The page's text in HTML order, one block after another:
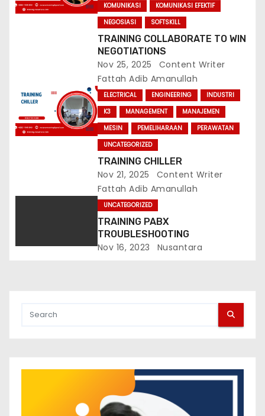
t
n
KOMUNIKASI
KOMUNIKASI EFEKTIF
NEGOSIASI
SOFTSKILL
TRAINING COLLABORATE TO WIN
NEGOTIATIONS
Nov 25, 2025
Content Writer
Fattah Adib Amanullah
ELECTRICAL ENGINEERING
INDUSTRI
K3
MANAGEMENT
MANAJEMEN
MESIN
PEMELIHARAAN
PERAWATAN
UNCATEGORIZED
TRAINING CHILLER
Nov 21, 2025
Content Writer
Fattah Adib Amanullah
UNCATEGORIZED
TRAINING PABX
TROUBLESHOOTING
Nov 16, 2023 Nusantara